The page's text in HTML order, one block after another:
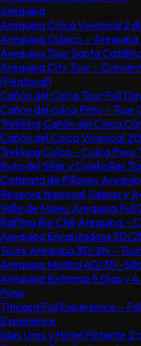
Arequipa
Arequipa Colca Vivencial 2
Arequipa Clásico – Arequipa
Arequipa Tour Santa
Arequipa City Tour –
(Peatonal)
Cañón del Colca Tour Full
Cañon del colca Peru – Tour
Trekking Cañón del Colca
Cañón del Colca Vivencial
Trekking Colca – Colca Peru
Ruta del Sillar y Culebrillas
Catarata de Pillones
Reserva Nacional Salinas y
Valle de Majes Arequipa Full
Rafting Rio Chili Arequipa –
Arequipa Encantadora 3D/
Tours Arequipa 3D/2N –
Arequipa Mistika 4D/3N -
Arequipa Extrema 5 Días y 4
Puno
Titicaca Full Experience –
Experience
Islas Uros y Hotel Flotante 2